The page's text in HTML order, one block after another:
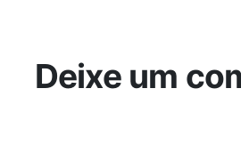
Deixe um